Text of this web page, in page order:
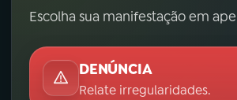
Escolha sua manifestação em
DENÚNCIA
Relate irregularidades.